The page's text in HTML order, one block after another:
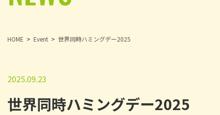
HOME Event 世界同時ハミングデー2025
2025.09.23
世界同時ハミングデー2025